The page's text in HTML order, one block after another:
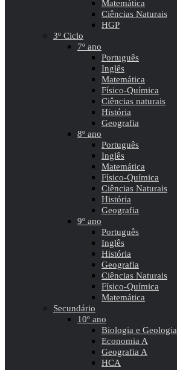
Matemática
Ciências Naturais
HGP
3º Ciclo
7º ano
Português
Inglês
Matemática
Físico-Química
Ciências naturais
História
Geografia
8º ano
Português
Inglês
Matemática
Físico-Química
Ciências Naturais
História
Geografia
9º ano
Português
Inglês
História
Geografia
Ciências Naturais
Físico-Química
Matemática
Secundário
10º ano
Biologia e Geologia
Economia A
Geografia A
HCA